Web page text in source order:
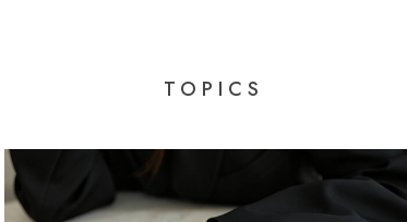
TOPICS